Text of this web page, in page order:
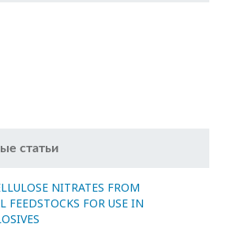
статьи
NITRATES FROM
FEEDSTOCKS FOR USE IN